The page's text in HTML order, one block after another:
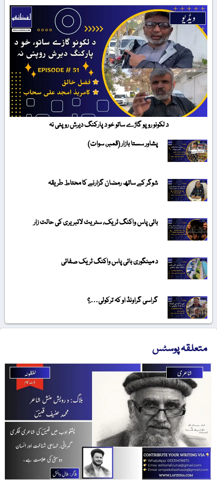
د لکونو روپو گاڑے ساتو خو د پارکنگ دیرش روپئی نہ
پشاور سستا بازار (قمبر، سوات)
شوگر کے ساتھ رمضان گزارنے کا محتاط طریقہ
بائی پاس واکنگ ٹریک، سٹریٹ لائبریری کی حالت زار
د مینگوری بائی پاس واکنگ ٹریک صفائی
گراسی گراونڈ او کہ ترکولی….؟
متعلقہ پوسٹس